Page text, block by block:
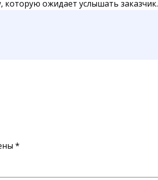
которую ожидает услышать заказчик.
*